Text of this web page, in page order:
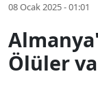
08 Ocak 2025 - 01:01
Ölüler